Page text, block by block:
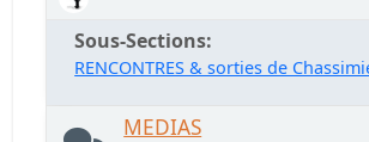
Sous-Sections
RENCONTRES & sorties de
MEDIAS